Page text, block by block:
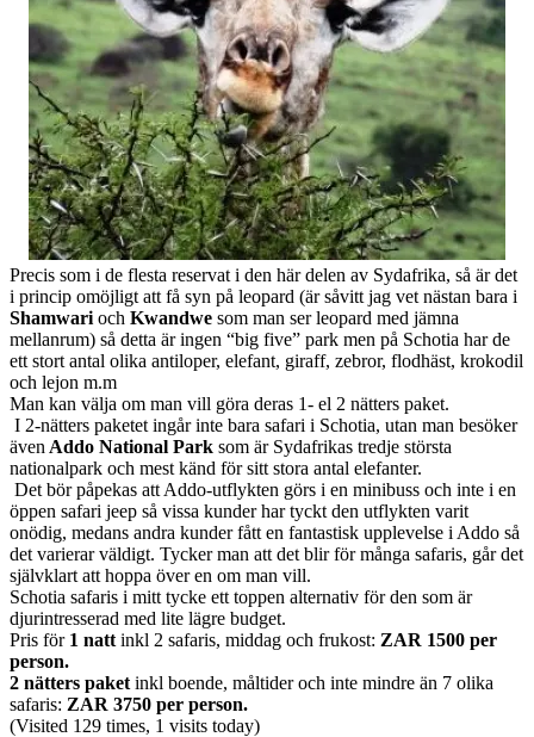
Precis som i de flesta reservat i den här delen av Sydafrika, så är det
i princip omöjligt att få syn på leopard (är såvitt jag vet nästan bara i
Shamwari och Kwandwe som man ser leopard med jämna
mellanrum) så detta är ingen “big five” park men på Schotia har de
ett stort antal olika antiloper, elefant, giraff, zebror, flodhäst, krokodil
och lejon m.m
Man kan välja om man vill göra deras 1- el 2 nätters paket.
I 2-nätters paketet ingår inte bara safari i Schotia, utan man besöker
även Addo National Park som är Sydafrikas tredje största
nationalpark och mest känd för sitt stora antal elefanter.
Det bör påpekas att Addo-utflykten görs i en minibuss och inte i en
öppen safari jeep så vissa kunder har tyckt den utflykten varit
onödig, medans andra kunder fått en fantastisk upplevelse i Addo så
det varierar väldigt. Tycker man att det blir för många safaris, går det
självklart att hoppa över en om man vill.
Schotia safaris i mitt tycke ett toppen alternativ för den som är
djurintresserad med lite lägre budget.
Pris för 1 natt inkl 2 safaris, middag och frukost: ZAR 1500 per
person.
2 nätters paket inkl boende, måltider och inte mindre än 7 olika
safaris: ZAR 3750 per person.
(Visited 129 times, 1 visits today)